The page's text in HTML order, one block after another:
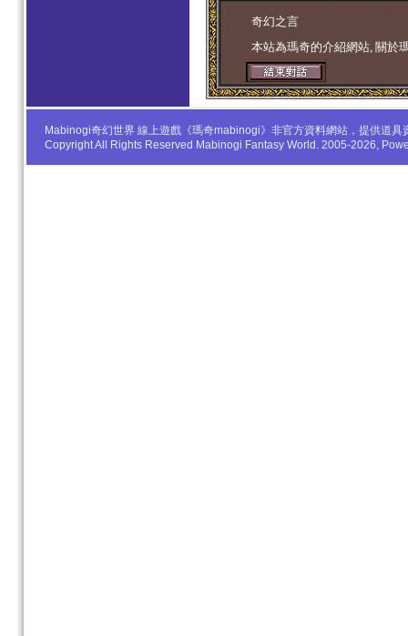
学生妹 奇幻之言
本站為瑪奇的介紹網站, 關於
Mabinogi奇幻世界 線上遊戲《瑪奇mabinogi》非官方資料網站，提供道
Copyright All Rights Reserved Mabinogi Fantasy World. 2005-2026,